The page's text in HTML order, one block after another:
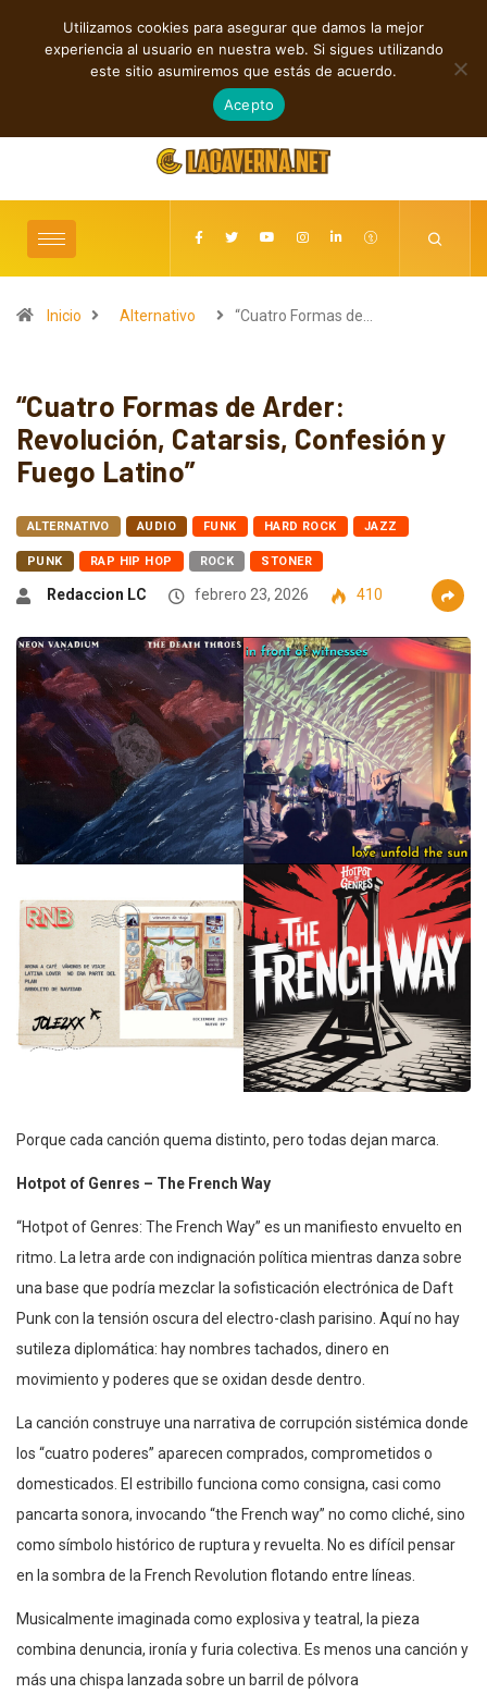
TENDENCIAS
Cuatro canciones independientes entre folk, rock y pop
agosto 8, 2026
Inicio Alternativo “Cuatro Formas de…
“Cuatro Formas de Arder:
Revolución, Catarsis, Confesión y
Fuego Latino”
ALTERNATIVO AUDIO FUNK HARD ROCK JAZZ
PUNK RAP HIP HOP ROCK STONER
Redaccion LC febrero 23, 2026 410
Porque cada canción quema distinto, pero todas dejan marca.
Hotpot of Genres – The French Way
“Hotpot of Genres: The French Way” es un manifiesto envuelto en
ritmo. La letra arde con indignación política mientras danza sobre
una base que podría mezclar la sofisticación electrónica de Daft
Punk con la tensión oscura del electro-clash parisino. Aquí no hay
sutileza diplomática: hay nombres tachados, dinero en
movimiento y poderes que se oxidan desde dentro.
La canción construye una narrativa de corrupción sistémica donde
los “cuatro poderes” aparecen comprados, comprometidos o
domesticados. El estribillo funciona como consigna, casi como
pancarta sonora, invocando “the French way” no como cliché, sino
como símbolo histórico de ruptura y revuelta. No es difícil pensar
en la sombra de la French Revolution flotando entre líneas.
Musicalmente imaginada como explosiva y teatral, la pieza
combina denuncia, ironía y furia colectiva. Es menos una canción y
más una chispa lanzada sobre un barril de pólvora
Utilizamos cookies para asegurar que damos la mejor
experiencia al usuario en nuestra web. Si sigues utilizando
este sitio asumiremos que estás de acuerdo.
Acepto